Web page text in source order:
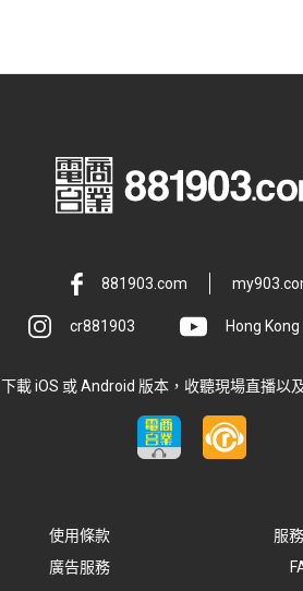
881903.com
cr881903 Hong
下載 iOS 或 Android 版本，收聽現場直播以
使用條款 服
廣告服務